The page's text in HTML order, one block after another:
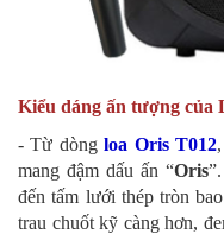
Kiểu dáng ấn tượng của
- Từ dòngloa Oris T012
mang đậm dấu ấn “Oris
đến tấm lưới thép tròn
trau chuốt kỹ càng hơn,